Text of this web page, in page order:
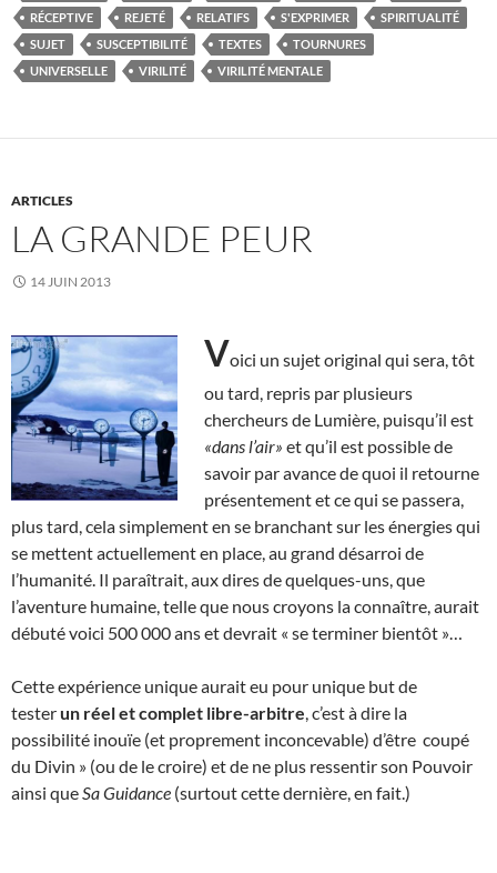
RÉCEPTIVE REJETÉ RELATIFS S'EXPRIMER
SPIRITUALITÉ
SUJET
SUSCEPTIBILITÉ TEXTES
TOURNURES
UNIVERSELLE
VIRILITÉ VIRILITÉ MENTALE
ARTICLES
LA GRANDE PEUR
14 JUIN 2013
Voici un sujet original qui sera, tôt
ou tard, repris par plusieurs
chercheurs de Lumière, puisqu’il est
«dans l’air» et qu’il est possible de
savoir par avance de quoi il retourne
présentement et ce qui se passera,
plus tard, cela simplement en se branchant sur les énergies qui
se mettent actuellement en place, au grand désarroi de
l’humanité. Il paraîtrait, aux dires de quelques-uns, que
l’aventure humaine, telle que nous croyons la connaître, aurait
débuté voici 500 000 ans et devrait « se terminer bientôt »…
Cette expérience unique aurait eu pour unique but de
testerun réel et complet libre-arbitre , c’est à dire la
possibilité inouïe (et proprement inconcevable) d’être coupé
du Divin » (ou de le croire) et de ne plus ressentir son Pouvoir
ainsi que Sa Guidance (surtout cette dernière, en fait.)